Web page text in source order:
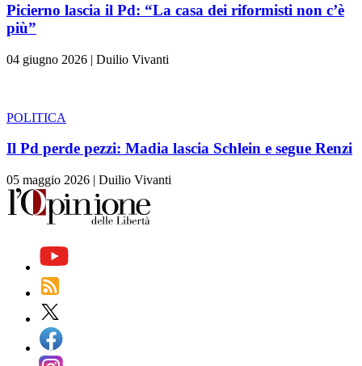
Picierno lascia il Pd: “La casa dei riformisti non c’è
più”
04 giugno 2026 | Duilio Vivanti
POLITICA
Il Pd perde pezzi: Madia lascia Schlein e segue Renzi
05 maggio 2026 | Duilio Vivanti